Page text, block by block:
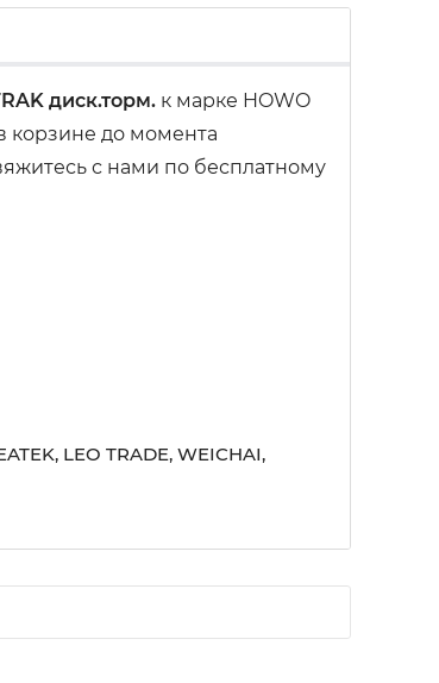
диск.торм. к марке HOWO
корзине до момента
с нами по бесплатному
LEO TRADE, WEICHAI,